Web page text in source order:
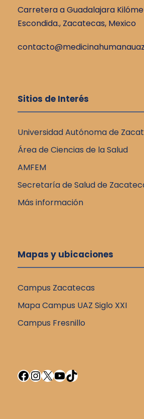
Carretera a Guadalajara
Escondida., Zacatecas, Mexico
Sitios de Interés
Universidad Autónoma de
Área de Ciencias de la Salud
AMFEM
Secretaría de Salud de
Más información
Mapas y ubicaciones
Campus Zacatecas
Mapa Campus UAZ Siglo XXI
Campus Fresnillo
Facebook InstagramX YouTube TikTok